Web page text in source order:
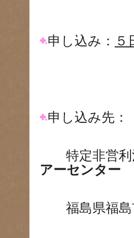
申し込み： ５
申し込み先：
特定非営利
アーセンター
福島県福島